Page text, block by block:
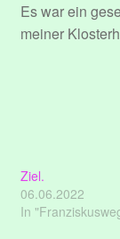
Es war ein
meiner
Ziel.
06.06.2022
In